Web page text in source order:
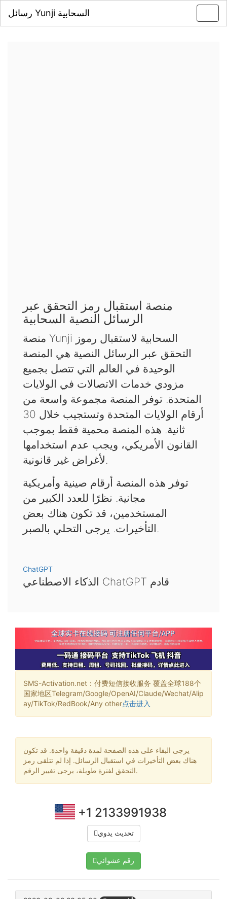
رسائل Yunji السحابية
منصة استقبال رمز التحقق عبر
الرسائل النصية السحابية
منصة Yunji السحابية لاستقبال رموز
التحقق عبر الرسائل النصية هي المنصة
الوحيدة في العالم التي تتصل بجميع
مزودي خدمات الاتصالات في الولايات
المتحدة. توفر المنصة مجموعة واسعة من
أرقام الولايات المتحدة وتستجيب خلال 30
ثانية. هذه المنصة محمية فقط بموجب
القانون الأمريكي، ويجب عدم استخدامها
لأغراض غير قانونية.
توفر هذه المنصة أرقام صينية وأمريكية
مجانية. نظرًا للعدد الكبير من
المستخدمين، قد تكون هناك بعض
التأخيرات. يرجى التحلي بالصبر.
ChatGPT
الذكاء الاصطناعي ChatGPT قادم
SMS-Activation.net：付费短信接收服务 覆盖全球188个
国家地区Telegram/Google/OpenAI/Claude/Wechat/Alip
ay/TikTok/RedBook/Any other点击进入
يرجى البقاء على هذه الصفحة لمدة دقيقة واحدة. قد تكون
هناك بعض التأخيرات في استقبال الرسائل. إذا لم تتلقى رمز
التحقق لفترة طويلة، يرجى تغيير الرقم.
+1 2133991938
تحديث يدوي
رقم عشوائي